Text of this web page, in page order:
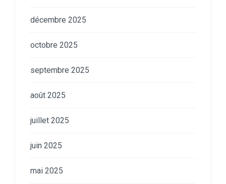
décembre 2025
octobre 2025
septembre 2025
août 2025
juillet 2025
juin 2025
mai 2025